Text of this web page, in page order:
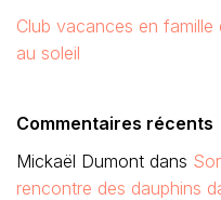
Club vacances en famille
au soleil
Commentaires récents
Mickaël Dumont dans
rencontre des dauphins